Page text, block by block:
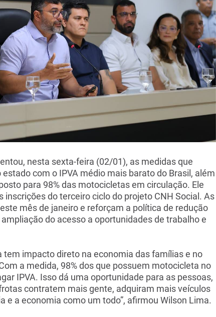
nesta sexta-feira (02/01), as medidas que
com o IPVA médio mais barato do Brasil, além
para 98% das motocicletas em circulação. Ele
do terceiro ciclo do projeto CNH Social. As
mês de janeiro e reforçam a política de redução
do acesso a oportunidades de trabalho e
tem impacto direto na economia das famílias e no
a medida, 98% dos que possuem motocicleta no
IPVA. Isso dá uma oportunidade para as pessoas,
contratem mais gente, adquiram mais veículos
e a economia como um todo”, afirmou Wilson Lima.